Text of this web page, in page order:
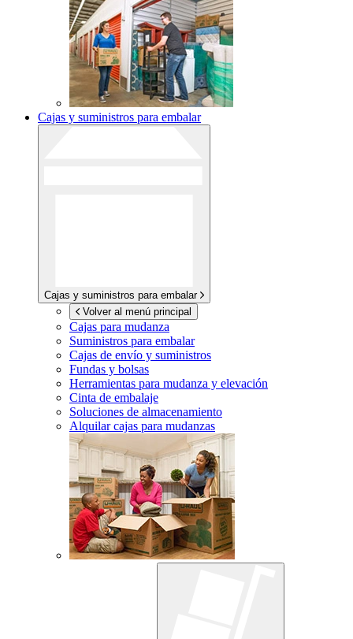
Cajas y suministros para embalar
Cajas y suministros para embalar
Volver al menú principal
Cajas para mudanza
Suministros para embalar
Cajas de envío y suministros
Fundas y bolsas
Herramientas para mudanza y elevación
Cinta de embalaje
Soluciones de almacenamiento
Alquilar cajas para mudanzas